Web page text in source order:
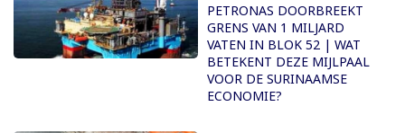
PETRONAS DOORBREEKT
GRENS VAN 1 MILJARD
VATEN IN BLOK 52 | WAT
BETEKENT DEZE MIJLPAAL
VOOR DE SURINAAMSE
ECONOMIE?